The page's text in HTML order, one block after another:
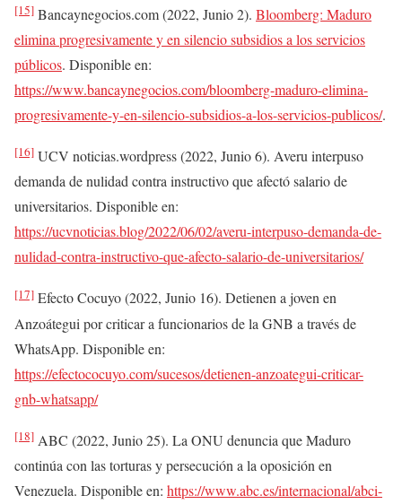
[15] Bancaynegocios.com (2022, Junio 2). Bloomberg: Maduro
elimina progresivamente y en silencio subsidios a los servicios
públicos. Disponible en:
https://www.bancaynegocios.com/bloomberg-maduro-elimina-
progresivamente-y-en-silencio-subsidios-a-los-servicios-publicos/.
[16] UCV noticias.wordpress (2022, Junio 6). Averu interpuso
demanda de nulidad contra instructivo que afectó salario de
universitarios. Disponible en:
https://ucvnoticias.blog/2022/06/02/averu-interpuso-demanda-de-
nulidad-contra-instructivo-que-afecto-salario-de-universitarios/
[17] Efecto Cocuyo (2022, Junio 16). Detienen a joven en
Anzoátegui por criticar a funcionarios de la GNB a través de
WhatsApp. Disponible en:
https://efectococuyo.com/sucesos/detienen-anzoategui-criticar-
gnb-whatsapp/
[18] ABC (2022, Junio 25). La ONU denuncia que Maduro
continúa con las torturas y persecución a la oposición en
Venezuela. Disponible en: https://www.abc.es/internacional/abci-